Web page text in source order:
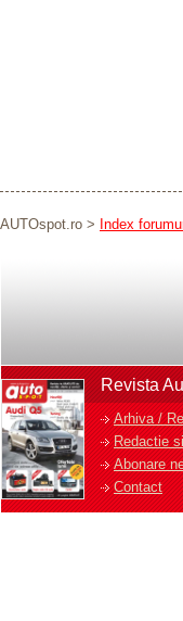
AUTOspot.ro > Index
Revista
Arhiva /
Redactie
Abonare
Contact